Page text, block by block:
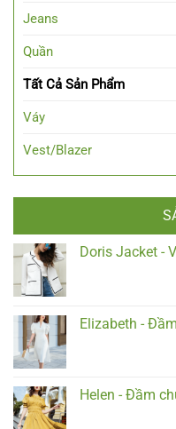
Jeans
Quần
Tất Cả Sản Phẩm
Váy
Vest/Blazer
Doris Jacket -
Elizabeth -
Helen - Đầm